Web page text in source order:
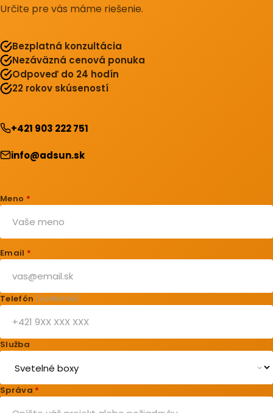
Určite pre vás máme riešenie.
Bezplatná konzultácia
Nezáväzná cenová ponuka
Odpoveď do 24 hodín
22 rokov skúseností
+421 903 222 751
info@adsun.sk
Meno *
Email *
Telefón (voliteľné)
Služba
Správa *